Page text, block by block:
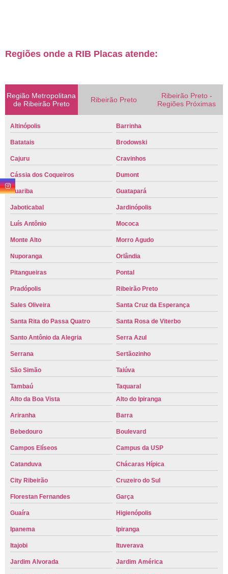
Regiões onde a RIB Placas atende:
Região Metropolitana
de Ribeirão Preto
Ribeirão Preto
Ribeirão Preto -
Regiões Próximas
Altinópolis Barrinha
Batatais Brodowski
Cajuru Cravinhos
Cássia dos Coqueiros Dumont
Guariba Guatapará
Jaboticabal Jardinópolis
Luís Antônio Mococa
Monte Alto Morro Agudo
Nuporanga Orlândia
Pitangueiras Pontal
Pradópolis Ribeirão Preto
Sales Oliveira Santa Cruz da Esperança
Santa Rita do Passa Quatro Santa Rosa de Viterbo
Santo Antônio da Alegria Serra Azul
Serrana Sertãozinho
São Simão Taiúva
Tambaú
Taquaral
Alto da Boa Vista
Alto do Ipiranga
Ariranha Barra
Bebedouro Boulevard
Campos Elíseos Campus da USP
Catanduva Chácaras Hípica
City Ribeirão Cruzeiro do Sul
Florestan Fernandes Garça
Guaíra Higienópolis
Ipanema Ipiranga
Itajobi Ituverava
Jardim Alvorada Jardim América